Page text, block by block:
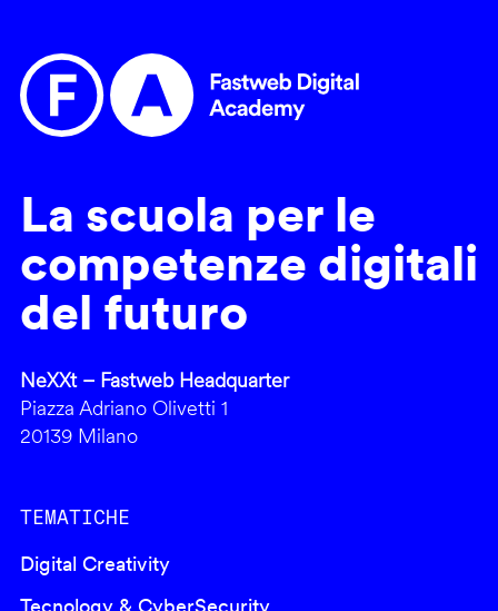
La scuola per le
competenze digitali
del futuro
NeXXt – Fastweb Headquarter
Piazza Adriano Olivetti 1
20139 Milano
TEMATICHE
Digital Creativity
Tecnology & CyberSecurity